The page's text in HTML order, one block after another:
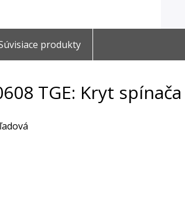
produkty
TGE: Kryt